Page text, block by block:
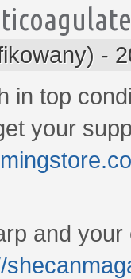
-
in top
your
and